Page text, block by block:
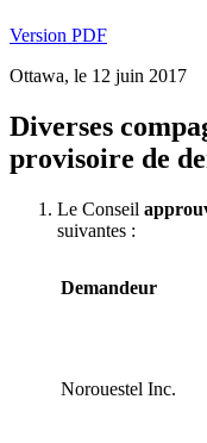
Version PDF
Ottawa, le 12 juin 2017
Diverses
provisoire de
Le Conseil
suivantes :
Demandeur
Norouestel Inc.